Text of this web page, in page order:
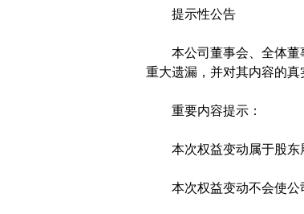
提示性公告
本公司董事会、全体董
重大遗漏，并对其内容的真
重要内容提示：
本次权益变动属于股东
本次权益变动不会使公